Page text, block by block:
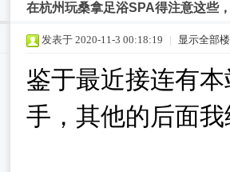
›
在杭州玩桑拿足浴SPA得注意这些
发表于 2020-11-3 00:18:19 | 显示全部
鉴于最近接连有
手，其他的后面